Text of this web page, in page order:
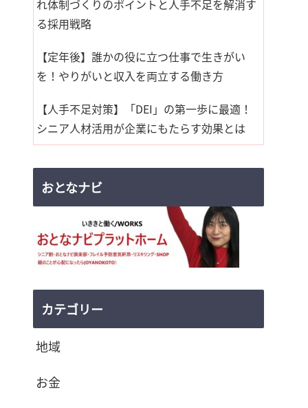
れ体制づくりのポイントと人手不足を解消す
る採用戦略
【定年後】誰かの役に立つ仕事で生きがい
を！やりがいと収入を両立する働き方
【人手不足対策】「DEI」の第一歩に最適！
シニア人材活用が企業にもたらす効果とは
おとなナビ
カテゴリー
地域
お金